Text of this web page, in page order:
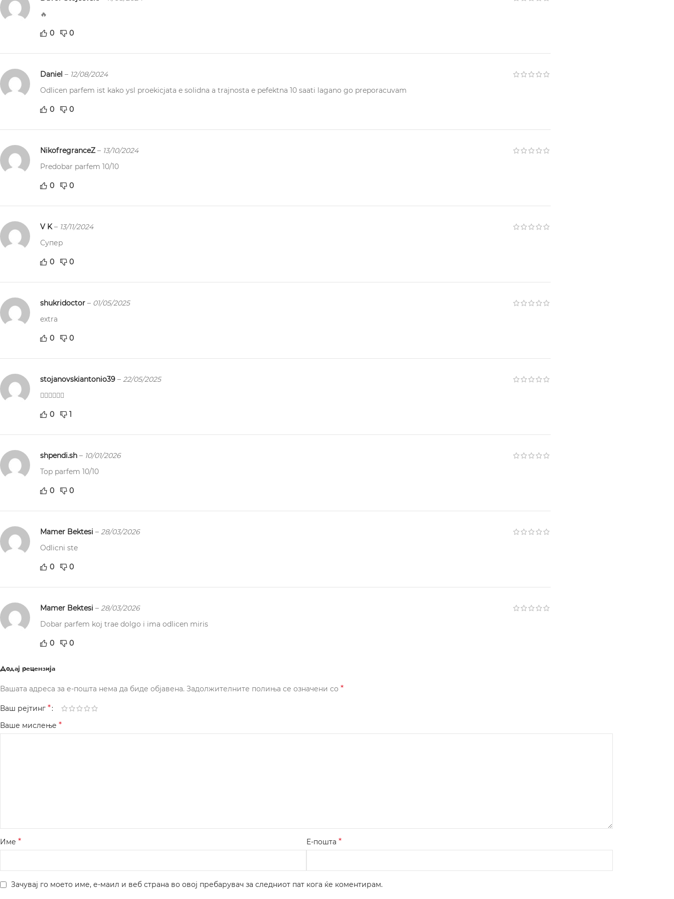
🔥
0 0
Daniel – 12/08/2024
Odlicen parfem ist kako ysl proekicjata e solidna a trajnosta e pefektna 10 saati lagano go preporacuvam
0 0
NikofregranceZ– 13/10/2024
Predobar parfem 10/10
0 0
V K– 13/11/2024
Супер
0 0
shukridoctor – 01/05/2025
extra
0 0
stojanovskiantonio39 – 22/05/2025
👌🏻👌🏻👌🏻
0 1
shpendi.sh – 10/01/2026
Top parfem 10/10
0 0
Mamer Bektesi – 28/03/2026
Odlicni ste
0 0
Mamer Bektesi – 28/03/2026
Dobar parfem koj trae dolgo i ima odlicen miris
0 0
Додај рецензија
Вашата адреса за е-пошта нема да биде објавена. Задолжителните полиња се означени со *
Ваш рејтинг *
Ваше мислење *
Име * Е-пошта *
Зачувај го моето име, е-маил и веб страна во овој пребарувач за следниот пат кога ќе коментирам.